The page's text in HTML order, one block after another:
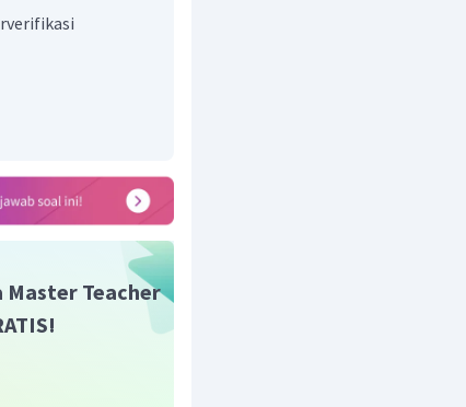
Master Teacher